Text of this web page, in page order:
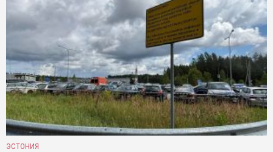
ЭСТОНИЯ